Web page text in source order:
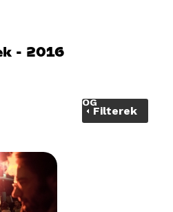
BLOG
- 2016
Filterek